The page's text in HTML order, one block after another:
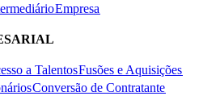
Empresa​​
a Talentos​​Fusões e Aquisições​​
Conversão de Contratante​​